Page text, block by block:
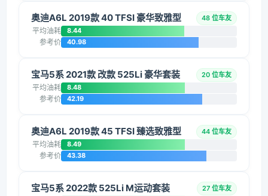
奥迪A6L 2019款 40 TFSI 豪华致雅型 48 位车友
平均油耗 8.44
参考价 40.98
宝马5系 2021款 改款 525Li 豪华套装 20 位车友
平均油耗 8.48
参考价 42.19
奥迪A6L 2019款 45 TFSI 臻选致雅型 44 位车友
平均油耗 8.49
参考价 43.38
宝马5系 2022款 525Li M运动套装 27 位车友